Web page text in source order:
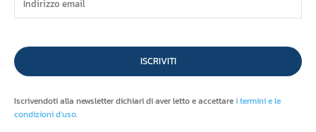
ISCRIVITI
Iscrivendoti alla newsletter dichiari di aver letto e accettarei termini e le
condizioni d'uso.